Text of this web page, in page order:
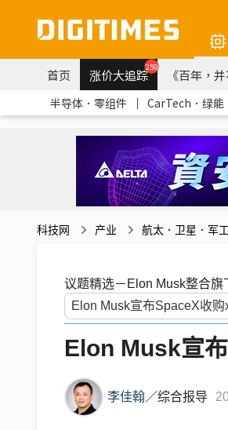
首页 涨价大追踪259 《百年，
半导体．零组件 ｜ CarTech．绿能
科技网 产业 航太．卫星．军工
议题精选－Elon Musk整合旗
Elon Musk宣
李佳翰／综合报导